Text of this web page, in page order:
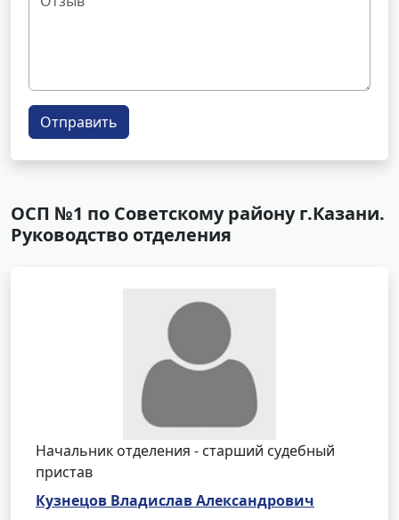
Отправить
ОСП №1 по Советскому району г.Казани.
Руководство отделения
Начальник отделения - старший судебный
пристав
Кузнецов Владислав Александрович